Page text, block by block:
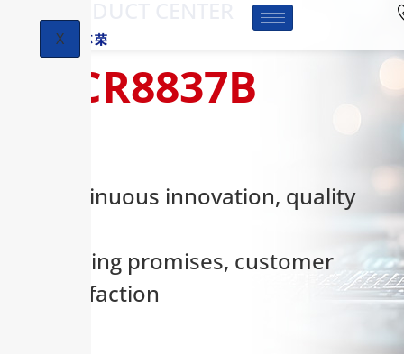
X
HCR8837B
Continuous innovation, quality
keeping promises, customer
satisfaction